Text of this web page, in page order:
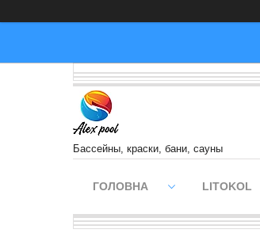
Бассейны, краски, бани, сауны
ГОЛОВНА LITOKOL